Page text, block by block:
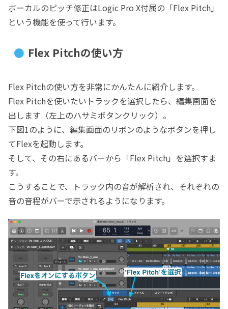
ボーカルのピッチ修正はLogic Pro X付属の「Flex Pitch」
という機能を使って行います。
Flex Pitchの使い方
Flex Pitchの使い方を非常にかんたんに紹介します。
Flex Pitchを使いたいトラックを選択したら、編集画面を
出します（左上のハサミボタンクリック）。
下図1のように、編集画面のリボンのようなボタンを押し
てFlexを起動します。
そして、その右にあるバーから「Flex Pitch」を選択すま
す。
こうすることで、トラック内の音が解析され、それぞれの
音の音程がバーで示されるようになります。